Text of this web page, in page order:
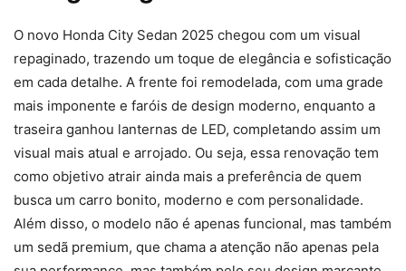
O novo Honda City Sedan 2025 chegou com um visual
repaginado, trazendo um toque de elegância e sofisticação
em cada detalhe. A frente foi remodelada, com uma grade
mais imponente e faróis de design moderno, enquanto a
traseira ganhou lanternas de LED, completando assim um
visual mais atual e arrojado. Ou seja, essa renovação tem
como objetivo atrair ainda mais a preferência de quem
busca um carro bonito, moderno e com personalidade.
Além disso, o modelo não é apenas funcional, mas também
um sedã premium, que chama a atenção não apenas pela